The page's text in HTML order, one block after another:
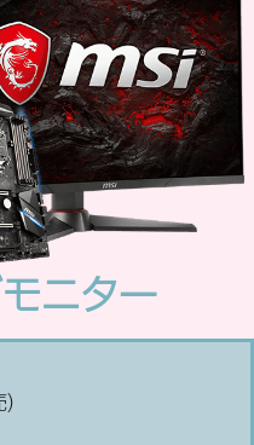
ニター
)